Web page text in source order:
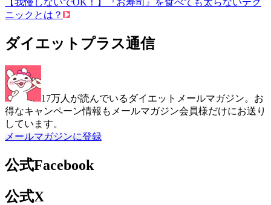
【我慢しないでOK！】『お寿司』を食べても太らないテク
ニックとは？
ダイエットプラス通信
17万人が読んでいるダイエットメールマガジン。お
得なキャンペーン情報もメールマガジン会員様だけにお送り
しています。
メールマガジンに登録
公式Facebook
公式X